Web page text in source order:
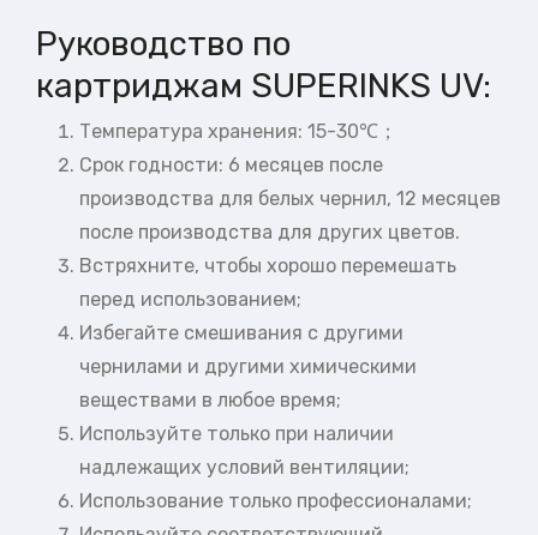
Руководство по
картриджам SUPERINKS UV:
Температура хранения: 15-30℃；
Срок годности: 6 месяцев после
производства для белых чернил, 12 месяцев
после производства для других цветов.
Встряхните, чтобы хорошо перемешать
перед использованием;
Избегайте смешивания с другими
чернилами и другими химическими
веществами в любое время;
Используйте только при наличии
надлежащих условий вентиляции;
Использование только профессионалами;